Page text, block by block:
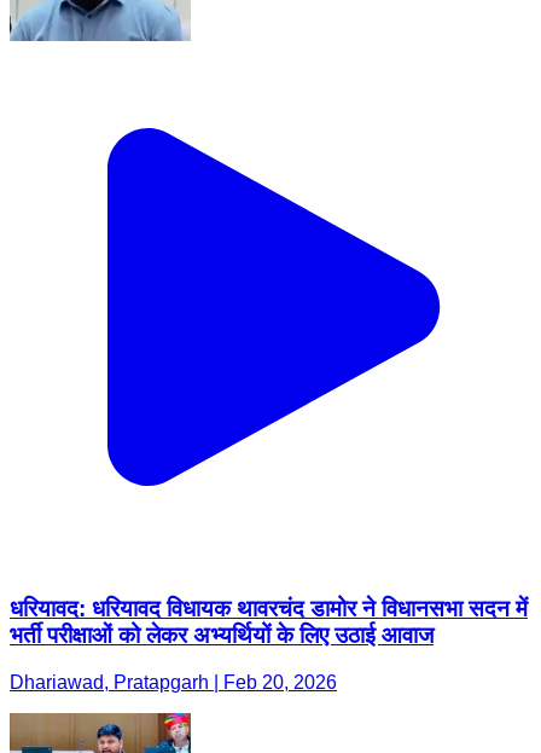
धरियावद: धरियावद विधायक थावरचंद डामोर ने विधानसभा सदन में
भर्ती परीक्षाओं को लेकर अभ्यर्थियों के लिए उठाई आवाज
Dhariawad, Pratapgarh | Feb 20, 2026